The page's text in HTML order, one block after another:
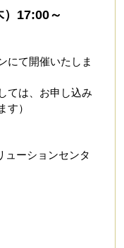
17:00～
にて開催いたしま
ては、お申し込み
す）
ューションセンタ